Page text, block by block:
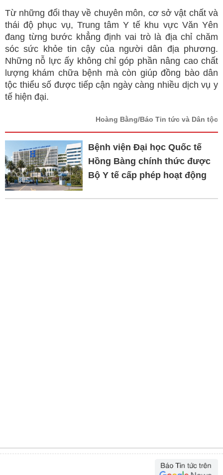
Từ những đổi thay về chuyên môn, cơ sở vật chất và
thái độ phục vụ, Trung tâm Y tế khu vực Văn Yên
đang từng bước khẳng định vai trò là địa chỉ chăm
sóc sức khỏe tin cậy của người dân địa phương.
Những nỗ lực ấy không chỉ góp phần nâng cao chất
lượng khám chữa bệnh mà còn giúp đồng bào dân
tộc thiểu số được tiếp cận ngày càng nhiều dịch vụ y
tế hiện đại.
Hoàng Bằng/Báo Tin tức và Dân tộc
Bệnh viện Đại học Quốc tế
Hồng Bàng chính thức được
Bộ Y tế cấp phép hoạt động